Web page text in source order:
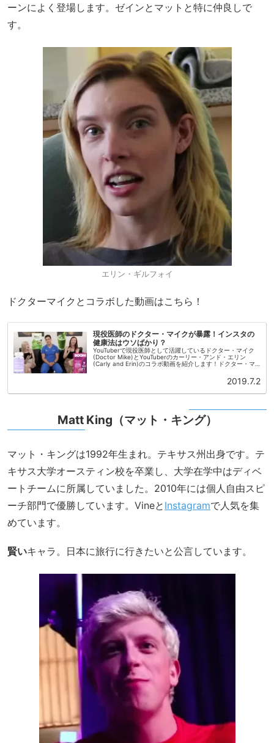
ーンによく登場します。ゼインとマットと特に仲良しで
す。
エリン・ギルフォイ
ドクターマイクとコラボした動画はこちら！
現役医師のドクター・マイクが暴露！インスタの
健康法はウソばかり？
YouTuberで現役医師として活躍しているドクター・マイク
(Doctor Mike)とYouTuberのカーリー・アンド・エリン
(Carly and Erin)のコラボ動画を紹介します！ドクター・マ
2019.7.2
Matt King（マット・キング）
マット・キングは1992年生まれ。テキサス州出身です。テ
キサス大学オースティン校を卒業し、大学在学中はディベ
ートチームに所属していました。2010年には個人自由スピ
ーチ部門で優勝しています。Vineと Instagramで人気を集
めています。
賢いキャラ。日本に旅行に行きたいと公言しています。